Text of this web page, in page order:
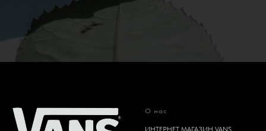
О нас
ИНТЕРНЕТ МАГАЗИН VANS